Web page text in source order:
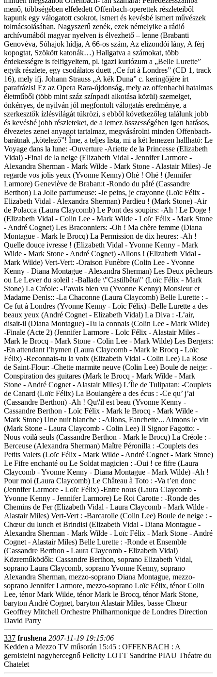
menő, többségében elfeledett Offenbach-operettek részleteiből
kapunk egy válogatott csokrot, ismert és kevésbé ismert művészek
tolmácsolásában. Nagyszerű zenék, ezek némelyike a rádió
archívumából magyar nyelven is élvezhető – lenne (Brabanti
Genovéva, Sóhajok hídja, A 66-os szám, Az elizondói lány, A férj
kopogtat, Szökött katonák…) Hallgatva a számokat, több
érdekességre is felfigyeltem, pl. igazi kuriózum a „Belle Lurette”
egyik részlete, egy csodálatos duett „Ce fut à Londres” (CD 1, track
16), mely ifj. Johann Strauss „A kék Duna” c. keringőjére írt
parafrázis! Ez az Opera Rara-újdonság, mely az offenbachi hatalmas
életműből (több mint száz színpadi alkotása közül) szemelget,
önkényes, de nyilván jól megfontolt válogatás eredménye, a
szerkesztők ízlésvilágát tükrözi, s ebből következőleg találunk jobb
és kevésbé jobb részleteket, de a lemez összességében igen hatásos,
élvezetes zenei anyagot tartalmaz, megvásárolni minden Offenbach-
barátnak „kötelező”! Íme, a teljes lista, mi a két lemezen hallható: Le
Voyage dans la lune: -Ouverture -Ariette de la Princesse (Elizabeth
Vidal) -Final de la neige (Elizabeth Vidal - Jennifer Larmore -
Alexandra Sherman - Mark Wilde - Mark Stone - Alastair Miles) -Je
regarde vos jolis yeux (Yvonne Kenny) Ohé ! Ohé ! (Jennifer
Larmore) Geneviève de Braban:t -Rondo du pâté (Cassandre
Berthon) La Jolie parfumeuse: -Je peins, je crayonne (Loïc Félix -
Elizabeth Vidal - Alexandra Sherman) Pardieu ! (Mark Stone) -Air
de Polacca (Laura Claycomb) Le Pont des soupirs: -Ah ! Le Doge !
(Elizabeth Vidal - Colin Lee - Mark Wilde - Loïc Félix - Mark Stone
- André Cognet) Les Braconniers: -Oh ! Ma chère femme (Diana
Montague - Mark le Brocq) La Permission de dix heures: -Ah !
Quelle douce ivresse ! (Elizabeth Vidal - Yvonne Kenny - Mark
Wilde - Mark Stone - André Cognet) -Allons ! (Elizabeth Vidal -
Mark Wilde) Vert-Vert: -Oraison Funèbre (Colin Lee - Yvonne
Kenny - Diana Montague - Alexandra Sherman) Les Deux pêcheurs
ou Le Lever du soleil : -Ballade \"Castilbêta\" (Loïc Félix - Mark
Stone) La Créole: -J’avais bien vu (Yvonne Kenny) Monsieur et
Madame Denis:: -La Chaconne (Laura Claycomb) Belle Lurette : -
Ce fut à Londres (Yvonne Kenny - Loïc Félix) -Belle Lurette a des
beaux yeux (André Cognet - Elizabeth Vidal) La Diva : -L’air,
disait-il (Diana Montague) -Tu la connais (Colin Lee - Mark Wilde)
-Finale (Acte 2) (Jennifer Larmore - Loïc Félix - Alastair Miles -
Mark le Brocq - Mark Stone - Colin Lee - Mark Wilde) Les Bergers:
-En attendant l’hymen (Laura Claycomb - Mark le Brocq - Loïc
Félix) -Reconnais-tu la voix (Elizabeth Vidal - Colin Lee) La Rose
de Saint-Flour: -Chette marmite neuve (Colin Lee) Boule de neige: -
Conspiration des guitares (Mark le Brocq - Mark Wilde - Mark
Stone - André Cognet - Alastair Miles) L’Île de Tulipatan: -Couplets
de Canard (Loïc Félix) La Boulangère a des écus : -Ce qu’ j’ai
(Cassandre Berthon) -Ah ! Qu\'il est beau (Yvonne Kenny -
Cassandre Berthon - Loïc Félix - Mark le Brocq - Mark Wilde -
Mark Stone) Une nuit blanche : -Allons, Fanchette... Aimons le vin
(Mark Stone - Laura Claycomb - Colin Lee) Il Signor Fagotto: -
Nous voilà seuls (Cassandre Berthon - Mark le Brocq) La Créole : -
Berceuse (Alexandra Sherman) Maître Péronilla : -Couplets des
Petits Valets (Loïc Félix - Mark Wilde - André Cognet - Mark Stone)
Le Fifre enchanté ou Le Soldat magicien : -Oui ! ce fifre (Laura
Claycomb - Yvonne Kenny - Diana Montague - Mark Wilde) -Ah !
Pour moi (Laura Claycomb) Le Château à Toto : -Va t’en donc
(Jennifer Larmore - Loïc Félix) -Entre nous (Laura Claycomb -
Yvonne Kenny - Jennifer Larmore) Le Roi Carotte : -Ronde des
Chemins de Fer (Elizabeth Vidal - Laura Claycomb - Mark Wilde -
Alastair Miles) Vert-Vert : -Barcarolle (Colin Lee) Boule de neige : -
Chœur du lunch et Brindisi (Elizabeth Vidal - Diana Montague -
Alexandra Sherman - Mark Wilde - Loïc Félix - Mark Stone - André
Cognet - Alastair Miles) Belle Lurette : -Ronde et Ensemble
(Cassandre Berthon - Laura Claycomb - Elizabeth Vidal)
Közreműködők: Cassandre Berthon, soprano Elizabeth Vidal,
soprano Laura Claycomb, soprano Yvonne Kenny, soprano
Alexandra Sherman, mezzo-soprano Diana Montague, mezzo-
soprano Jennifer Larmore, mezzo-soprano Loïc Félix, ténor Colin
Lee, ténor Mark Wilde, ténor Mark le Brocq, ténor Mark Stone,
baryton André Cognet, baryton Alastair Miles, basse Chœur
Geoffrey Mitchell Orchestre Philharmonique de Londres Direction
David Parry
337 frushena 2007-11-19 19:15:06
Kedden a Mezzo TV műsorán 15:45 : OFFENBACH : A
gerolsteini nagyhercegnő Felicity LOTT Sandrine PIAU Théatre du
Chatelet